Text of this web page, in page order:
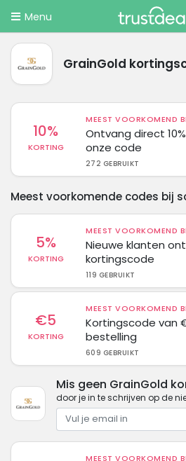
Menu
GrainGold
10%
KORTING
MEEST VOORKOMEND
Ontvang direct
onze code
272 GEBRUIKT
Meest voorkomende codes bij
5%
KORTING
MEEST VOORKOMEND
Nieuwe klanten
kortingscode
119 GEBRUIKT
€5
KORTING
MEEST VOORKOMEND
Kortingscode van
bestelling
609 GEBRUIKT
Mis geen GrainGold
door je in te schrijven op de
MEEST VOORKOMEND